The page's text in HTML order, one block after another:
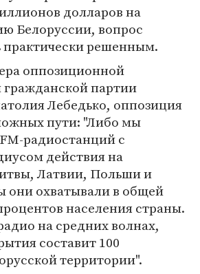
долларов на
Белоруссии, вопрос
решенным.
оппозиционной
партии
Лебедько, оппозиция
пути: "Либо мы
радиостанций с
действия на
Латвии, Польши и
они охватывали в общей
населения страны.
на средних волнах,
составит 100
территории".